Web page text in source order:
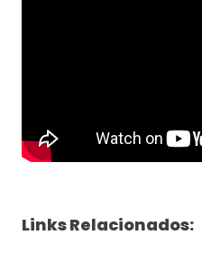
Links Relacionados: